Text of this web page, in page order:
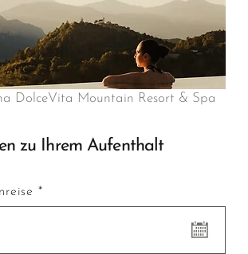
DolceVita Mountain Resort & Spa
zu Ihrem Aufenthalt
*